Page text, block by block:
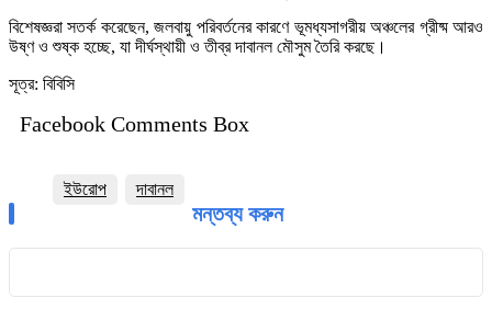
বিশেষজ্ঞরা সতর্ক করেছেন, জলবায়ু পরিবর্তনের কারণে ভূমধ্যসাগরীয় অঞ্চলের গ্রীষ্ম আরও
উষ্ণ ও শুষ্ক হচ্ছে, যা দীর্ঘস্থায়ী ও তীব্র দাবানল মৌসুম তৈরি করছে।
সূত্র: বিবিসি
Facebook Comments Box
ইউরোপ দাবানল
মন্তব্য করুন